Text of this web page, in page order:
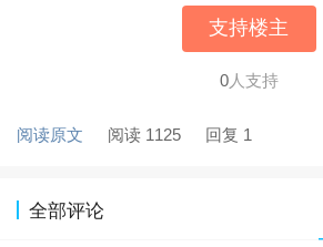
支持楼主
0人支持
阅读原文 阅读 1125 回复 1
全部评论